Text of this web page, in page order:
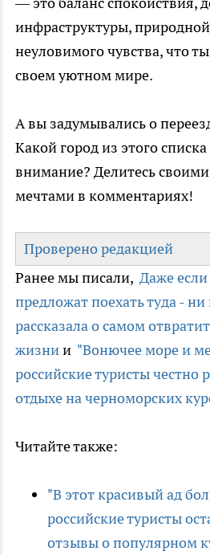
инфраструктуры,
неуловимого чувства, что
своем уютном мире.
А вы задумывались о
Какой город из этого
внимание? Делитесь
мечтами в комментариях!
Проверено редакцией
Ранее мы писали, Даже
предложат поехать туда -
рассказала о самом
жизнии "Вонючее море и
российские туристы честно
отдыхе на черноморских
Читайте также:
"В этот красивый ад
российские туристы
отзывы о популярном